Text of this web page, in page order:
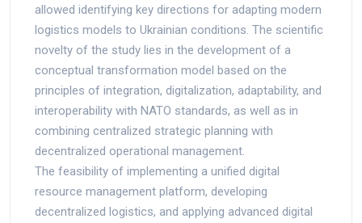
allowed identifying key directions for adapting modern
logistics models to Ukrainian conditions. The scientific
novelty of the study lies in the development of a
conceptual transformation model based on the
principles of integration, digitalization, adaptability, and
interoperability with NATO standards, as well as in
combining centralized strategic planning with
decentralized operational management.
The feasibility of implementing a unified digital
resource management platform, developing
decentralized logistics, and applying advanced digital